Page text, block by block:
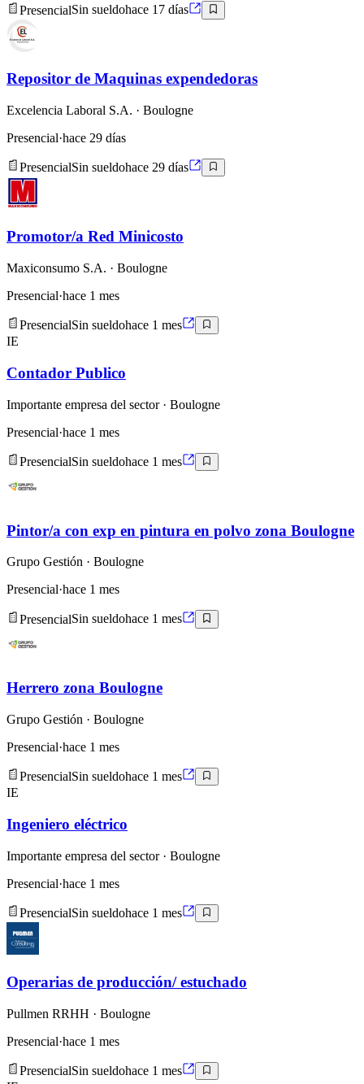
PresencialSin sueldohace 17 días
Repositor de Maquinas expendedoras
Excelencia Laboral S.A. · Boulogne
Presencial·hace 29 días
PresencialSin sueldohace 29 días
Promotor/a Red Minicosto
Maxiconsumo S.A. · Boulogne
Presencial·hace 1 mes
PresencialSin sueldohace 1 mes
IE
Contador Publico
Importante empresa del sector· Boulogne
Presencial·hace 1 mes
PresencialSin sueldohace 1 mes
Pintor/a con exp en pintura en polvo zona Boulogne
Grupo Gestión · Boulogne
Presencial·hace 1 mes
PresencialSin sueldohace 1 mes
Herrero zona Boulogne
Grupo Gestión · Boulogne
Presencial·hace 1 mes
PresencialSin sueldohace 1 mes
IE
Ingeniero eléctrico
Importante empresa del sector· Boulogne
Presencial·hace 1 mes
PresencialSin sueldohace 1 mes
Operarias de producción/ estuchado
Pullmen RRHH · Boulogne
Presencial·hace 1 mes
PresencialSin sueldohace 1 mes